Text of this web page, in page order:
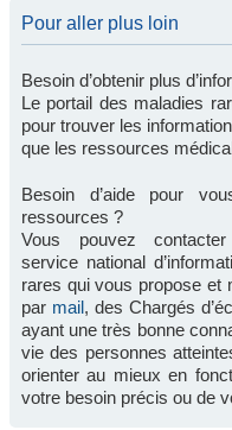
Pour aller plus loin
Besoin d’obtenir plus
Le portail des maladies
pour trouver les
que les ressources
Besoin d’aide pour
ressources ?
Vous pouvez
service national
rares qui vous propose
par mail, des Chargés
ayant une très bonne
vie des personnes
orienter au mieux en
votre besoin précis ou de